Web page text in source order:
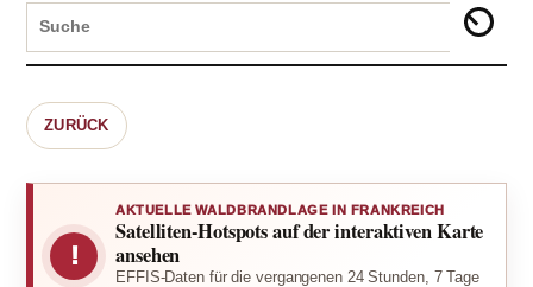
ZURÜCK
!
AKTUELLE WALDBRANDLAGE IN FRANKREICH
Satelliten-Hotspots auf der interaktiven Karte
ansehen
EFFIS-Daten für die vergangenen 24 Stunden, 7 Tage